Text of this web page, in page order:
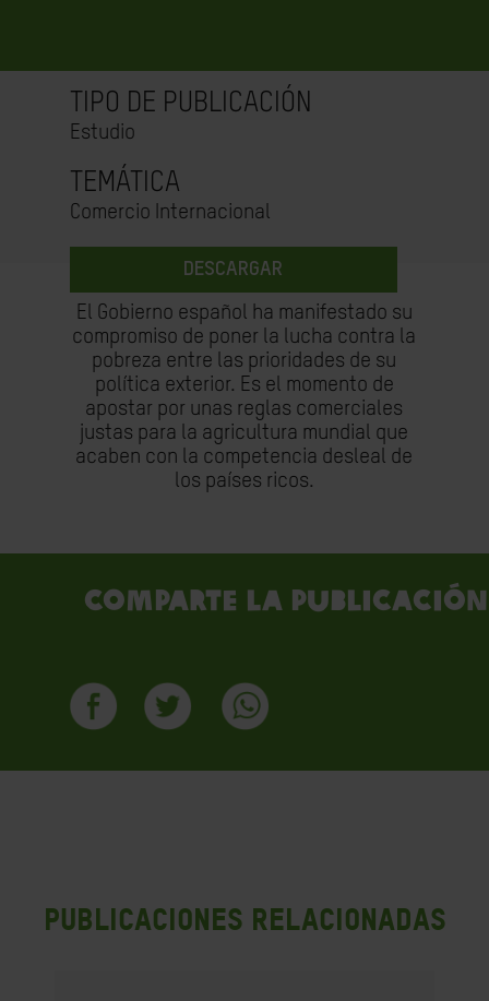
TIPO DE PUBLICACIÓN
Estudio
TEMÁTICA
Comercio Internacional
DESCARGAR
El Gobierno español ha manifestado su
compromiso de poner la lucha contra la
pobreza entre las prioridades de su
política exterior. Es el momento de
apostar por unas reglas comerciales
justas para la agricultura mundial que
acaben con la competencia desleal de
los países ricos.
Comparte la publicación
PUBLICACIONES RELACIONADAS